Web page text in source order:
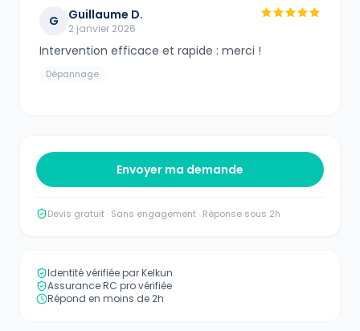
G Guillaume D.
2 janvier 2026
Intervention efficace et rapide : merci !
Dépannage
Envoyer ma demande
Devis gratuit · Sans engagement · Réponse sous 2h
Identité vérifiée par Kelkun
Assurance RC pro vérifiée
Répond en moins de 2h